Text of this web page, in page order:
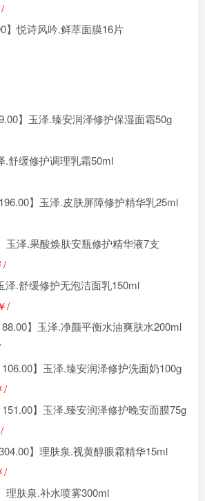
】悦诗风吟.鲜萃面膜16片
】玉泽.臻安润泽修护保湿面霜50g
.舒缓修护调理乳霜50ml
】玉泽.皮肤屏障修护精华乳25ml
玉泽.果酸焕肤安瓶修护精华液7支
/
泽.舒缓修护无泡洁面乳150ml
/
】玉泽.净颜平衡水油爽肤水200ml
】玉泽.臻安润泽修护洗面奶100g
/
】玉泽.臻安润泽修护晚安面膜75g
】理肤泉.视黄醇眼霜精华15ml
/
理肤泉.补水喷雾300ml